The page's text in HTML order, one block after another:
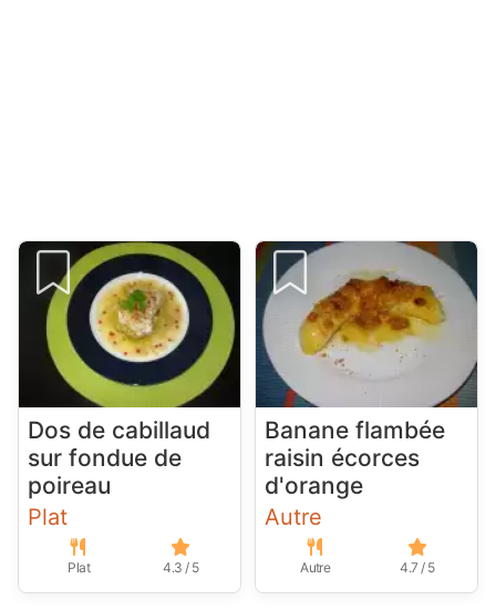
Dos de cabillaud
sur fondue de
poireau
Plat
Plat 4.3 / 5
Banane flambée
raisin écorces
d'orange
Autre
Autre 4.7 / 5